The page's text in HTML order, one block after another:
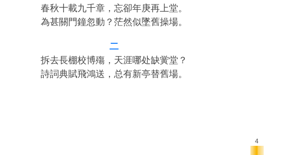
春秋十載九千章，忘卻年庚再上堂。
為甚關門鐘忽動？茫然似墜舊操場。
二
拆去長棚校博殤，天涯哪处缺黉堂？
詩詞典賦飛鴻送，总有新亭替舊場。
4